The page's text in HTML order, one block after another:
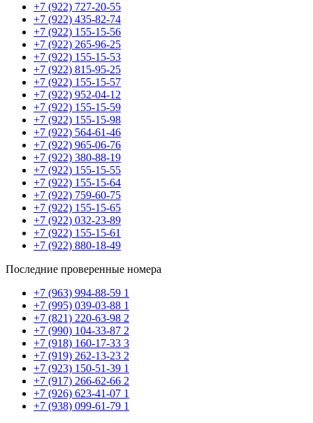
+7 (922) 727-20-55
+7 (922) 435-82-74
+7 (922) 155-15-56
+7 (922) 265-96-25
+7 (922) 155-15-53
+7 (922) 815-95-25
+7 (922) 155-15-57
+7 (922) 952-04-12
+7 (922) 155-15-59
+7 (922) 155-15-98
+7 (922) 564-61-46
+7 (922) 965-06-76
+7 (922) 380-88-19
+7 (922) 155-15-55
+7 (922) 155-15-64
+7 (922) 759-60-75
+7 (922) 155-15-65
+7 (922) 032-23-89
+7 (922) 155-15-61
+7 (922) 880-18-49
Последние проверенные номера
+7 (963) 994-88-59 1
+7 (995) 039-03-88 1
+7 (821) 220-63-98 2
+7 (990) 104-33-87 2
+7 (918) 160-17-33 3
+7 (919) 262-13-23 2
+7 (923) 150-51-39 1
+7 (917) 266-62-66 2
+7 (926) 623-41-07 1
+7 (938) 099-61-79 1